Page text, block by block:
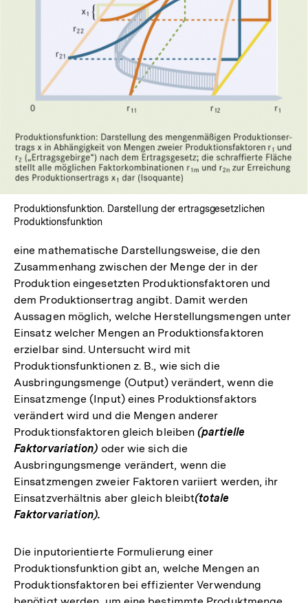
Lightbox
öffnen
Produktionsfunktion. Darstellung der ertragsgesetzlichen
Produktionsfunktion
eine mathematische Darstellungsweise, die den
Zusammenhang zwischen der Menge der in der
Produktion eingesetzten Produktionsfaktoren und
dem Produktionsertrag angibt. Damit werden
Aussagen möglich, welche Herstellungsmengen unter
Einsatz welcher Mengen an Produktionsfaktoren
erzielbar sind. Untersucht wird mit
Produktionsfunktionen z. B., wie sich die
Ausbringungsmenge (Output) verändert, wenn die
Einsatzmenge (Input) eines Produktionsfaktors
verändert wird und die Mengen anderer
Produktionsfaktoren gleich bleiben(partielle
Faktorvariation) oder wie sich die
Ausbringungsmenge verändert, wenn die
Einsatzmengen zweier Faktoren variiert werden, ihr
Einsatzverhältnis aber gleich bleibt(totale
Faktorvariation).
Die inputorientierte Formulierung einer
Produktionsfunktion gibt an, welche Mengen an
Produktionsfaktoren bei effizienter Verwendung